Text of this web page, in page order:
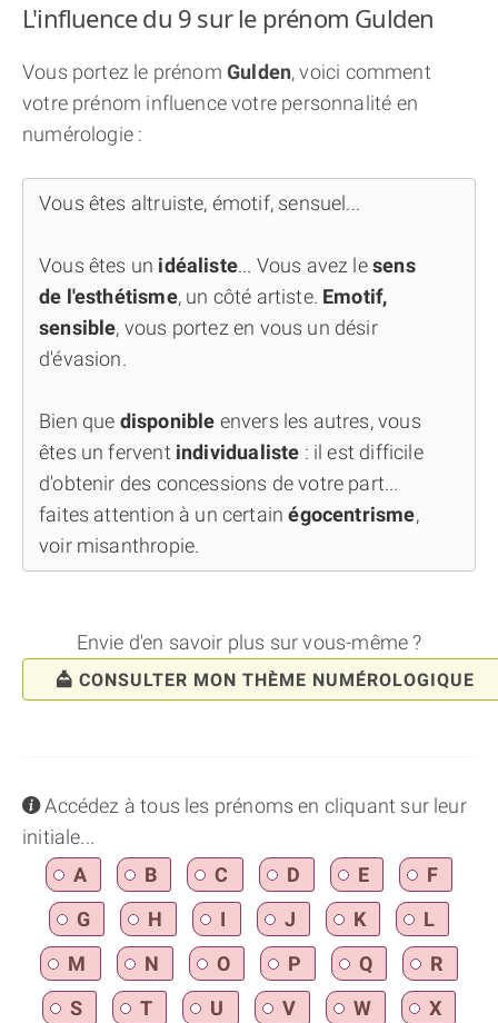
L'influence du 9 sur le prénom Gulden
Vous portez le prénom Gulden, voici comment
votre prénom influence votre personnalité en
numérologie :
Vous êtes altruiste, émotif, sensuel...
Vous êtes un idéaliste... Vous avez lesens
de l'esthétisme, un côté artiste. Emotif,
sensible, vous portez en vous un désir
d'évasion.
Bien que disponible envers les autres, vous
êtes un fervent individualiste : il est difficile
d'obtenir des concessions de votre part...
faites attention à un certainégocentrisme,
voir misanthropie.
Envie d'en savoir plus sur vous-même ?
CONSULTER MON THÈME NUMÉROLOGIQUE
infoAccédez à tous les prénoms en cliquant sur leur
initiale...
A
B C D E
F
G
H I J K
L
M
N O P Q
R
S
T U V W
X